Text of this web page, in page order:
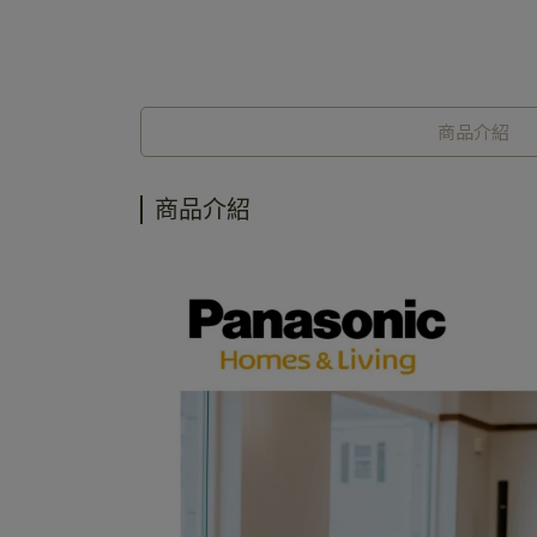
商品介紹
商品介紹